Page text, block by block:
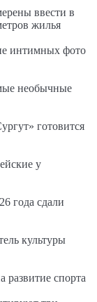
ввести в
жилья
интимных фото
необычные
готовится
у
года сдали
культуры
спорта